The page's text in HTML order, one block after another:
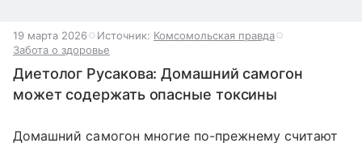
19 марта 2026 Источник: Комсомольская правда
Забота о здоровье
Диетолог Русакова: Домашний самогон
может содержать опасные токсины
Домашний самогон многие по-прежнему считают